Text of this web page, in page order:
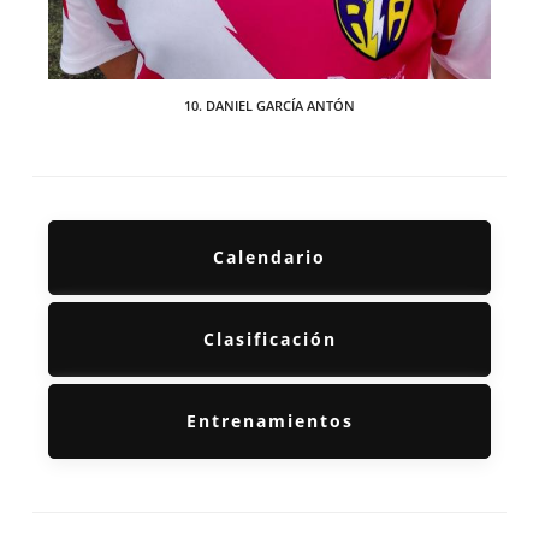
10. DANIEL GARCÍA ANTÓN
Calendario
Clasificación
Entrenamientos